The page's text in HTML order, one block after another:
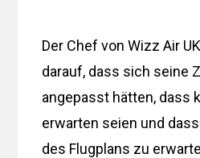
Der Chef von Wizz Air
darauf, dass sich seine
angepasst hätten, dass
erwarten seien und
des Flugplans zu